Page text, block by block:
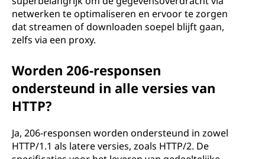
netwerken te optimaliseren en ervoor te zorgen
dat streamen of downloaden soepel blijft gaan,
zelfs via een proxy.
Worden 206-responsen
ondersteund in alle versies van
HTTP?
Ja, 206-responsen worden ondersteund in zowel
HTTP/1.1 als latere versies, zoals HTTP/2. De